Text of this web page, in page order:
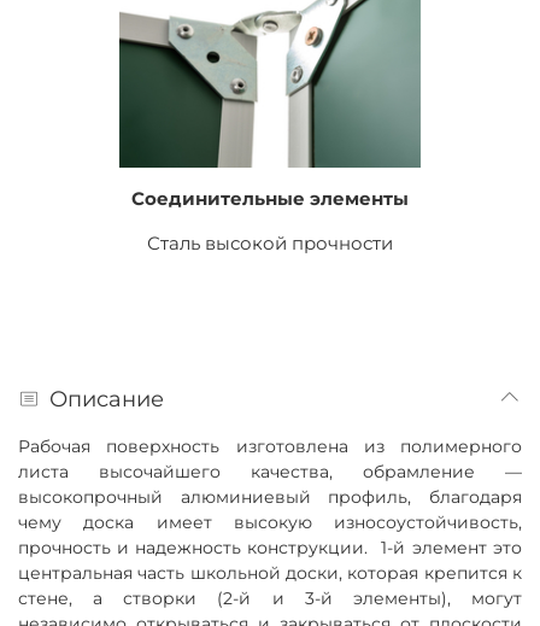
Соединительные элементы
Сталь высокой прочности
Описание
Рабочая поверхность изготовлена из полимерного
листа высочайшего качества, обрамление —
высокопрочный алюминиевый профиль, благодаря
чему доска имеет высокую износоустойчивость,
прочность и надежность конструкции. 1-й элемент это
центральная часть школьной доски, которая крепится к
стене, а створки (2-й и 3-й элементы), могут